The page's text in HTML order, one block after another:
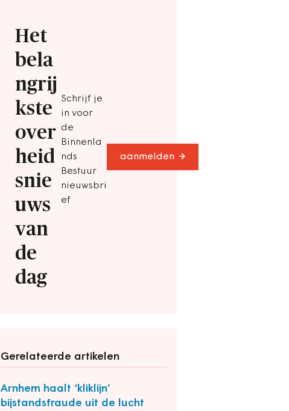
Het
bela
ngrij
kste
over
heid
snie
uws
van
de
dag
Schrijf je
in voor
de
Binnenla
nds
Bestuur
nieuwsbri
ef
aanmelden
Gerelateerde artikelen
Arnhem haalt ‘kliklijn’
bijstandsfraude uit de lucht